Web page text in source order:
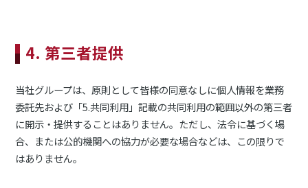
4. 第三者提供
当社グループは、原則として皆様の同意なしに個人情報を業務
委託先および「5.共同利用」記載の共同利用の範囲以外の第三者
に開示・提供することはありません。ただし、法令に基づく場
合、または公的機関への協力が必要な場合などは、この限りで
はありません。